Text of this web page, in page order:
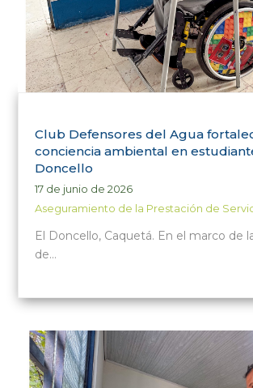
Club Defensores del Agua
conciencia ambiental en
Doncello
17 de junio de 2026
Aseguramiento de la Prestación de
El Doncello, Caquetá. En el marco de
de…